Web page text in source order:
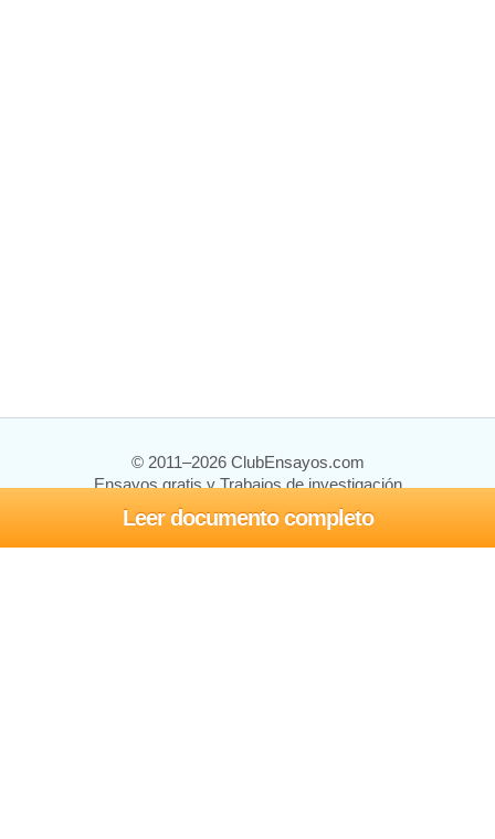
Leer documento completo
© 2011–2026 ClubEnsayos.com
Ensayos gratis y Trabajos de investigación